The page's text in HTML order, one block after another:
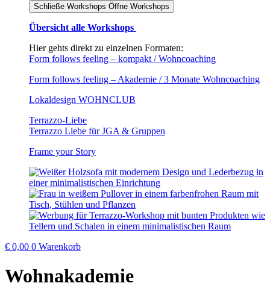
Schließe Workshops Öffne Workshops
Übersicht alle Workshops
Hier gehts direkt zu einzelnen Formaten:
Form follows feeling – kompakt / Wohncoaching
Form follows feeling – Akademie / 3 Monate Wohncoaching
Lokaldesign WOHNCLUB
Terrazzo-Liebe
Terrazzo Liebe für JGA & Gruppen
Frame your Story
€ 0,00 0 Warenkorb
Wohnakademie